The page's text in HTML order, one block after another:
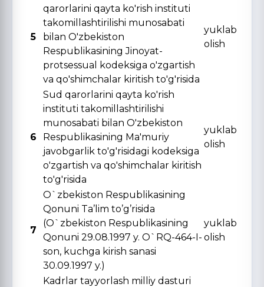
5
qarorlarini qayta ko'rish instituti
takomillashtirilishi munosabati
bilan O'zbekiston
Respublikasining Jinoyat-
protsessual kodeksiga o'zgartish
va qo'shimchalar kiritish to'g'risida
yuklab
olish
6
Sud qarorlarini qayta ko'rish
instituti takomillashtirilishi
munosabati bilan O'zbekiston
Respublikasining Ma'muriy
javobgarlik to'g'risidagi kodeksiga
o'zgartish va qo'shimchalar kiritish
to'g'risida
yuklab
olish
7
O`zbekiston Respublikasining
Qonuni Ta’lim to’g’risida
(O`zbekiston Respublikasining
Qonuni 29.08.1997 y. O`RQ-464-I-
son, kuchga kirish sanasi
30.09.1997 y.)
yuklab
olish
Kadrlar tayyorlash milliy dasturi